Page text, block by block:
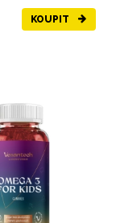
KOUPIT